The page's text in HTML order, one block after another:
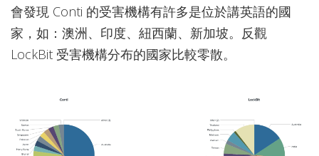
會發現 Conti 的受害機構有許多是位於講英語的國
家，如：澳洲、印度、紐西蘭、新加坡。反觀
LockBit 受害機構分布的國家比較零散。